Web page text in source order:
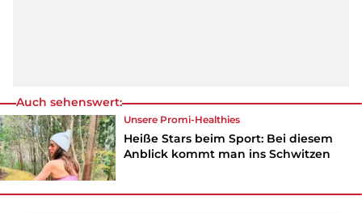
Auch sehenswert:
Unsere Promi-Healthies
Heiße Stars beim Sport: Bei diesem
Anblick kommt man ins Schwitzen